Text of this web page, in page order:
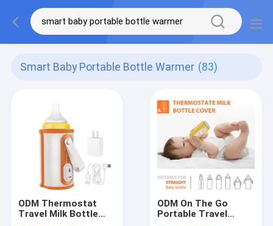
Smart Baby Portable Bottle Warmer (83)
ODM Thermostat
Travel Milk Bottle
ODM On The Go
Portable Travel